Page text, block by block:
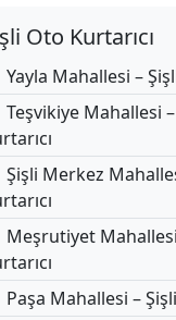
Oto Kurtarıcı
Yayla Mahallesi –
Teşvikiye Mahallesi
Şişli Merkez
Meşrutiyet
Paşa Mahallesi –